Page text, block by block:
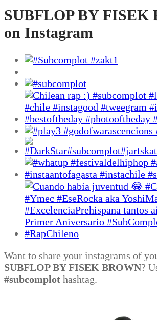
tiene
múltiples
opciones
elegir
en
la
página
producto
SUBFLOP BY FISEK
on Instagram
Want to share your instagrams of
SUBFLOP BY FISEK BROWN?
#subcomplot hashtag.